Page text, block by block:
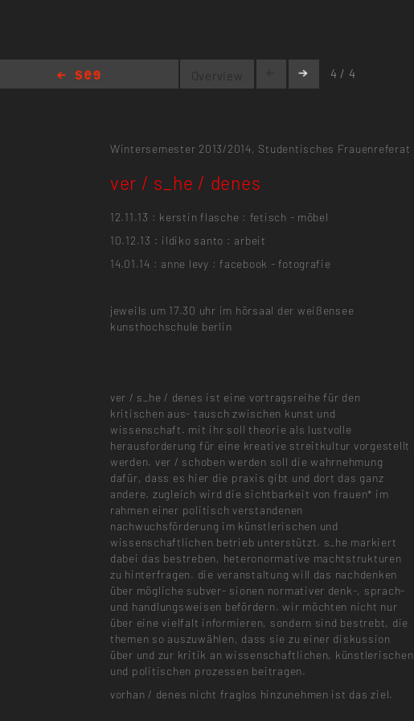
Overview 4 / 4
Wintersemester 2013/2014, Studentisches Frauenreferat
ver / s_he / denes
12.11.13 : kerstin flasche : fetisch - möbel
10.12.13 : ildiko santo : arbeit
14.01.14 : anne levy : facebook - fotografie
jeweils um 17.30 uhr im hörsaal der weißensee
kunsthochschule berlin
ver / s_he / denes ist eine vortragsreihe für den
kritischen aus- tausch zwischen kunst und
wissenschaft. mit ihr soll theorie als lustvolle
herausforderung für eine kreative streitkultur vorgestellt
werden. ver / schoben werden soll die wahrnehmung
dafür, dass es hier die praxis gibt und dort das ganz
andere. zugleich wird die sichtbarkeit von frauen* im
rahmen einer politisch verstandenen
nachwuchsförderung im künstlerischen und
wissenschaftlichen betrieb unterstützt. s_he markiert
dabei das bestreben, heteronormative machtstrukturen
zu hinterfragen. die veranstaltung will das nachdenken
über mögliche subver- sionen normativer denk-, sprach-
und handlungsweisen befördern. wir möchten nicht nur
über eine vielfalt informieren, sondern sind bestrebt, die
themen so auszuwählen, dass sie zu einer diskussion
über und zur kritik an wissenschaftlichen, künstlerischen
und politischen prozessen beitragen.
vorhan / denes nicht fraglos hinzunehmen ist das ziel.